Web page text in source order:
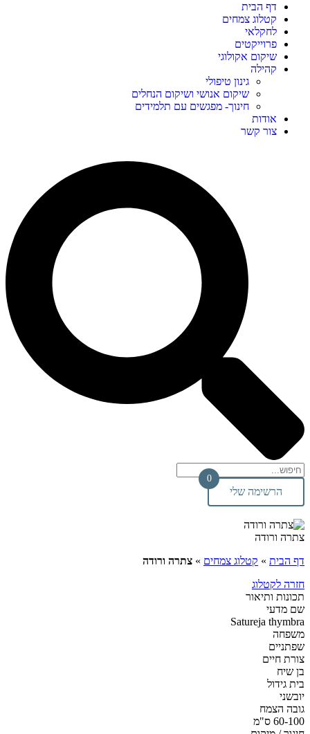
דף הבית
קטלוג צמחים
לחקלאי
פרוייקטים
שיקום אקולוגי
קהילה
גינון טיפולי
שיקום אנושי ושיקום הנחלים
חינוך- מפגשים עם תלמידים
אודות
צור קשר
הרשימה שלי
0
צתרה ורודה
דף הבית » קטלוג צמחים » צתרה ורודה
חזרה לקטלוג
תכונות ותיאור
שם מדעי
Satureja thymbra
משפחה
שפתניים
צורת חיים
בן שיח
בית גידול
יובשני
גובה הצמח
60-100 ס"מ